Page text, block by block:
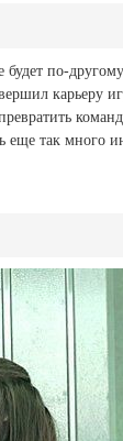
по-
карьеру
еще так много